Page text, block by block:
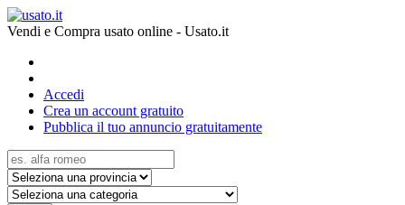
Vendi e Compra usato online - Usato.it
Accedi
Crea un account gratuito
Pubblica il tuo annuncio gratuitamente